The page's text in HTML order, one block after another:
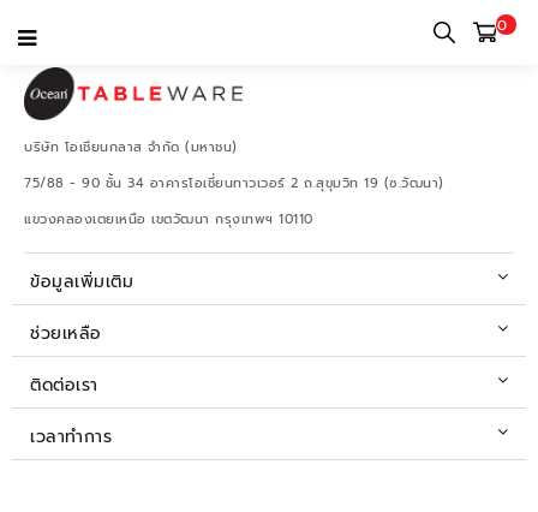
0
บริษัท โอเชียนกลาส จำกัด (มหาชน)
75/88 - 90 ชั้น 34 อาคารโอเชี่ยนทาวเวอร์ 2 ถ.สุขุมวิท 19 (ซ.วัฒนา)
แขวงคลองเตยเหนือ เขตวัฒนา กรุงเทพฯ 10110
ข้อมูลเพิ่มเติม
ช่วยเหลือ
ติดต่อเรา
เวลาทำการ